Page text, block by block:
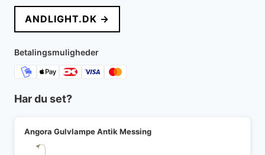
pris
var:
3.115 kr..
pris
er:
ANDLIGHT.DK →
Betalingsmuligheder
Har du set?
Angora Gulvlampe Antik Messing